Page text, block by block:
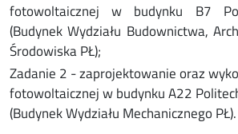
fotowoltaicznej w budynku B7
(Budynek Wydziału Budownictwa,
Środowiska PŁ);
Zadanie 2 - zaprojektowanie oraz
fotowoltaicznej w budynku A22
(Budynek Wydziału Mechanicznego PŁ).